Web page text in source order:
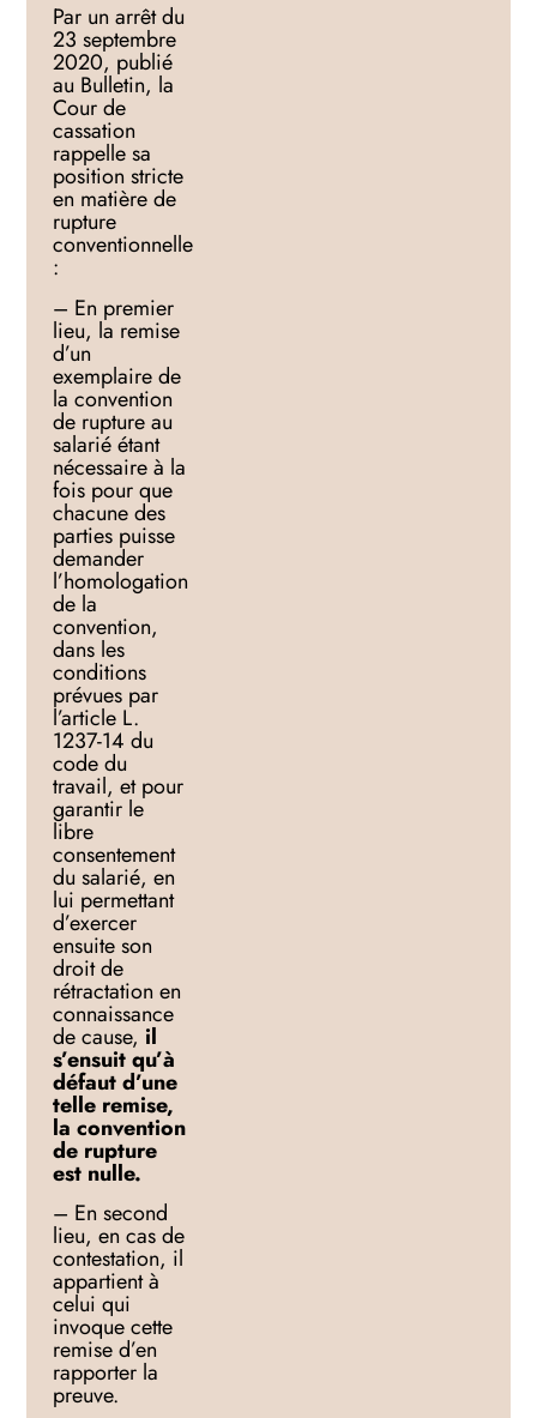
Par un arrêt du
23 septembre
2020, publié
au Bulletin, la
Cour de
cassation
rappelle sa
position stricte
en matière de
rupture
conventionnelle
:
– En premier
lieu, la remise
d’un
exemplaire de
la convention
de rupture au
salarié étant
nécessaire à la
fois pour que
chacune des
parties puisse
demander
l’homologation
de la
convention,
dans les
conditions
prévues par
l’article L.
1237-14 du
code du
travail, et pour
garantir le
libre
consentement
du salarié, en
lui permettant
d’exercer
ensuite son
droit de
rétractation en
connaissance
de cause, il
s’ensuit qu’à
défaut d’une
telle remise,
la convention
de rupture
est nulle.
– En second
lieu, en cas de
contestation, il
appartient à
celui qui
invoque cette
remise d’en
rapporter la
preuve.